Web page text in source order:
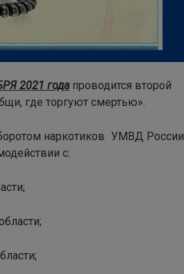
2021 года проводится второй
где торгуют смертью».
наркотиков УМВД России
с: